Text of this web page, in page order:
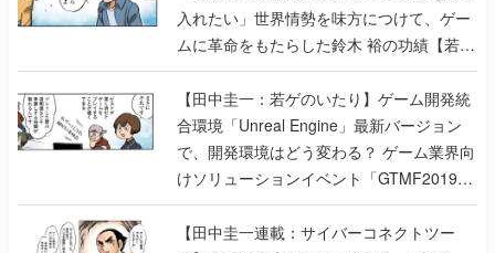
入れたい」世界情勢を味方につけて、ゲー
ムに革命をもたらした鈴木 裕の功績【若ゲ
のいたり】
【田中圭一：若ゲのいたり】ゲーム開発統
合環境「Unreal Engine」最新バージョン
で、開発環境はどう変わる？ ゲーム業界向
けソリューションイベント「GTMF2019」
に行って、より理解を深めよう【PR】
【田中圭一連載：サイバーコネクトツー